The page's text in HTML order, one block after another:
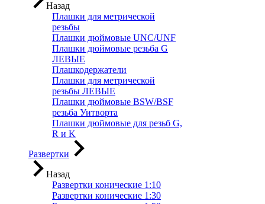
Назад
Плашки для метрической
резьбы
Плашки дюймовые UNC/UNF
Плашки дюймовые резьба G
ЛЕВЫЕ
Плашкодержатели
Плашки для метрической
резьбы ЛЕВЫЕ
Плашки дюймовые BSW/BSF
резьба Уитворта
Плашки дюймовые для резьб G,
R и K
Развертки
Назад
Развертки конические 1:10
Развертки конические 1:30